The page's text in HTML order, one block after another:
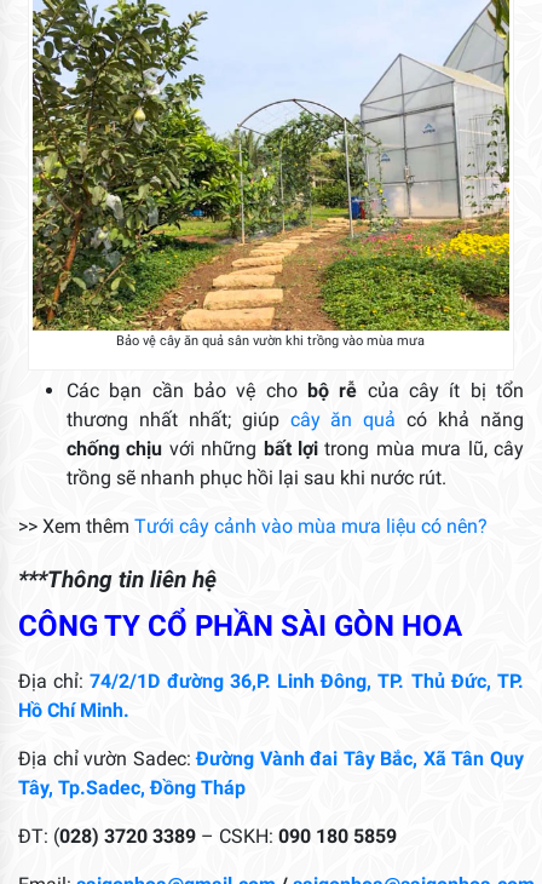
Bảo vệ cây ăn quả sân vườn khi trồng vào mùa mưa
Các bạn cần bảo vệ cho bộ rễ của cây ít bị tổn
thương nhất nhất; giúp cây ăn quả có khả năng
chống chịu với những bất lợi trong mùa mưa lũ, cây
trồng sẽ nhanh phục hồi lại sau khi nước rút.
>> Xem thêm Tưới cây cảnh vào mùa mưa liệu có nên?
***Thông tin liên hệ
CÔNG TY CỔ PHẦN SÀI GÒN HOA
Địa chỉ:74/2/1D đường 36,P. Linh Đông, TP. Thủ Đức, TP.
Hồ Chí Minh.
Địa chỉ vườn Sadec:Đường Vành đai Tây Bắc, Xã Tân Quy
Tây, Tp.Sadec, Đồng Tháp
ĐT: (028) 3720 3389 – CSKH: 090 180 5859